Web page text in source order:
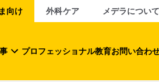
向け 外科ケア メデラについて
プロフェッショナル教育お問い合わ